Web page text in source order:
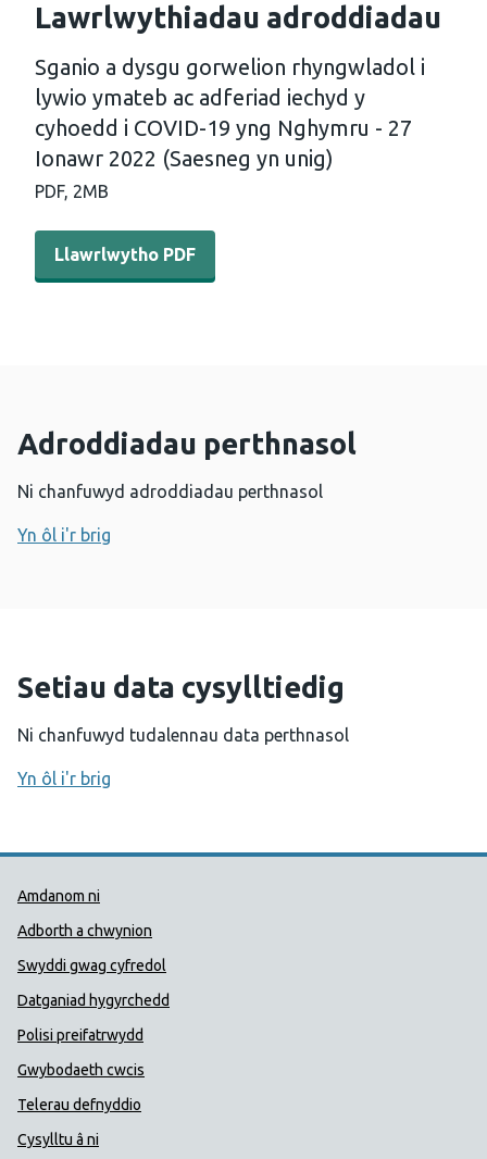
Lawrlwythiadau adroddiadau
Sganio a dysgu gorwelion rhyngwladol i
lywio ymateb ac adferiad iechyd y
cyhoedd i COVID-19 yng Nghymru - 27
Ionawr 2022 (Saesneg yn unig)
PDF, 2MB
Llawrlwytho PDF - Sganio a dysgu gorwelion
Llawrlwytho PDF
Adroddiadau perthnasol
Ni chanfuwyd adroddiadau perthnasol
Yn ôl i'r brig
Setiau data cysylltiedig
Ni chanfuwyd tudalennau data perthnasol
Yn ôl i'r brig
Dolenni Cymorth Iechyd
Amdanom ni
Adborth a chwynion
Swyddi gwag cyfredol
Datganiad hygyrchedd
Polisi preifatrwydd
Gwybodaeth cwcis
Telerau defnyddio
Cysylltu â ni